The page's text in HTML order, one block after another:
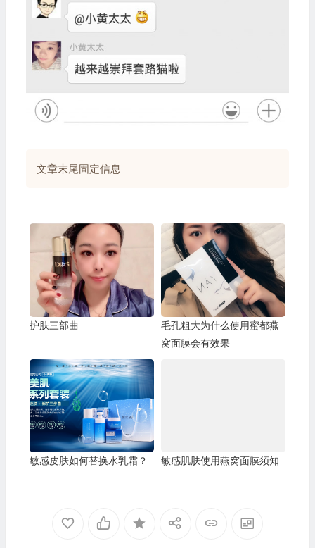
文章末尾固定信息
护肤三部曲
毛孔粗大为什么使用蜜都燕
窝面膜会有效果
敏感皮肤如何替换水乳霜？ 敏感肌肤使用燕窝面膜须知